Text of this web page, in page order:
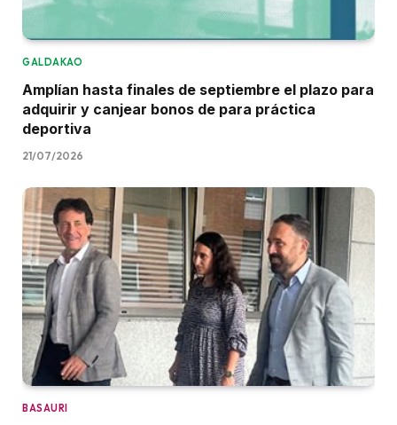
GALDAKAO
Amplían hasta finales de septiembre el plazo para
adquirir y canjear bonos de para práctica
deportiva
21/07/2026
BASAURI